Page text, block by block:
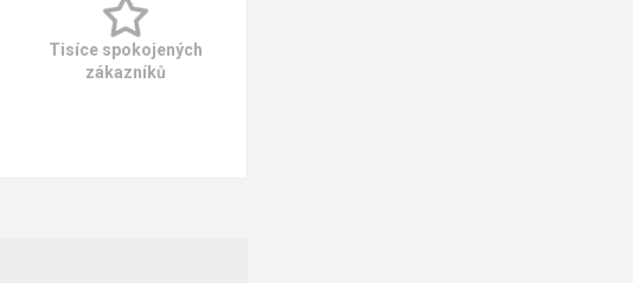
Tisíce spokojených
zákazníků